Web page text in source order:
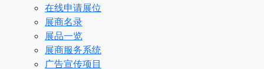
在线申请展位
展商名录
展品一览
展商服务系统
广告宣传项目